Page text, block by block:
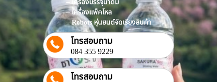
– เครื่องบรรจุน้ำดื่ม
– เครื่องแพ็คโหล
– Robots หุ่นยนต์จัดเรียงสินค้า
โทรสอบถาม
084 355 9229
โทรสอบถาม